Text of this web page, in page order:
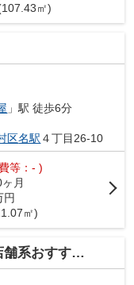
㎡)
」駅 徒歩6分
区名駅 ４丁目26-10
等：- )
月
円
㎡)
おすすめ 】